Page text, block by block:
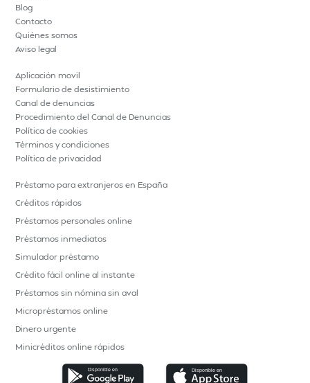
Blog
Contacto
Quiénes somos
Aviso legal
Aplicación movil
Formulario de desistimiento
Canal de denuncias
Procedimiento del Canal de Denuncias
Política de cookies
Términos y condiciones
Política de privacidad
Préstamo para extranjeros en España
Créditos rápidos
Préstamos personales online
Préstamos inmediatos
Simulador préstamo
Crédito fácil online al instante
Préstamos sin nómina sin aval
Micropréstamos online
Dinero urgente
Minicréditos online rápidos